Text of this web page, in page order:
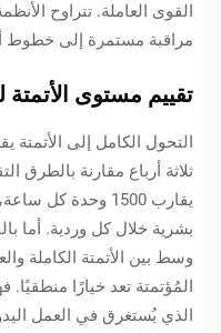
القوى العاملة. تتراوح
مراقبة مستمرة إلى خطوط
تقييم مستوى الأتمتة
التحول الكامل إلى
ثلاثة أرباع مقارنة بالطرق
يقارب 1500
بشرية خلال كل وردية. أما
وسط بين الأتمتة الكاملة
المُؤتمتة تعد خيارًا
الذي يُستغرق في العمل